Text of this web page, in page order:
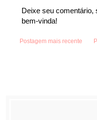
Deixe seu comentário,
bem-vinda!
Postagem mais recente